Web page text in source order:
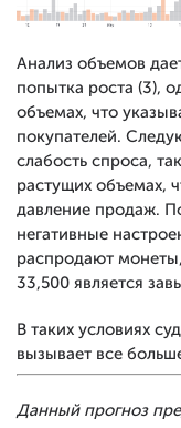
Анализ объемов
попытка роста (3),
объемах, что
покупателей.
слабость спроса,
растущих объемах,
давление продаж.
негативные
распродают
33,500 является
В таких условиях
вызывает все
Данный прогноз